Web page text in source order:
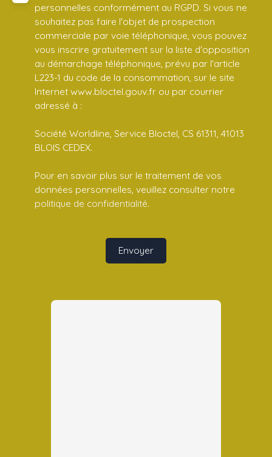
personnelles conformément au RGPD. Si vous ne
souhaitez pas faire l'objet de prospection
commerciale par voie téléphonique, vous pouvez
vous inscrire gratuitement sur la liste d'opposition
au démarchage téléphonique, prévu par l'article
L223-1 du code de la consommation, sur le site
Internet www.bloctel.gouv.fr ou par courrier
adressé à :
Société Worldline, Service Bloctel, CS 61311, 41013
BLOIS CEDEX.
Pour en savoir plus sur le traitement de vos
données personnelles, veuillez consulter notre
politique de confidentialité.
Envoyer